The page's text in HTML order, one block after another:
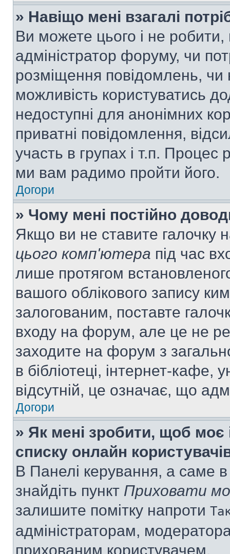
» Навіщо мені взагалі
Ви можете цього і не робити,
адміністратор форуму, чи
розміщення повідомлень, чи
можливість користуватись
недоступні для анонімних
приватні повідомлення,
участь в групах і т.п. Процес
ми вам радимо пройти його.
Догори
» Чому мені постійно
Якщо ви не ставите галочку
цього комп'ютера під час
лише протягом
вашого облікового запису
залогованим, поставте
входу на форум, але це не
заходите на форум з
в бібліотеці, інтернет-кафе,
відсутній, це означає, що
Догори
» Як мені зробити, щоб моє
списку онлайн
В Панелі керування, а саме
знайдіть пункт Приховати
залишите помітку напроти
адміністраторам,
прихованим користувачем.